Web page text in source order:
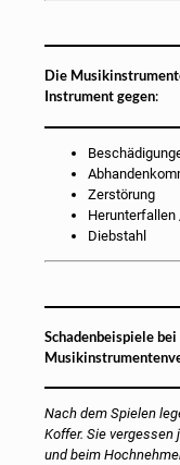
Die
Instrument gegen:
Zerstörung
Herunterfallen
Diebstahl
Schadenbeispiele
Nach dem Spielen
Koffer. Sie
und beim